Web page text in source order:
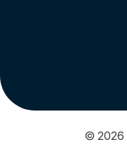
© 2026